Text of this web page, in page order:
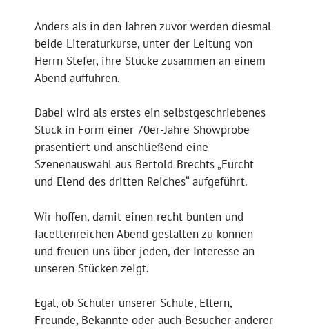
Anders als in den Jahren zuvor werden diesmal
beide Literaturkurse, unter der Leitung von
Herrn Stefer, ihre Stücke zusammen an einem
Abend aufführen.
Dabei wird als erstes ein selbstgeschriebenes
Stück in Form einer 70er-Jahre Showprobe
präsentiert und anschließend eine
Szenenauswahl aus Bertold Brechts „Furcht
und Elend des dritten Reiches“ aufgeführt.
Wir hoffen, damit einen recht bunten und
facettenreichen Abend gestalten zu können
und freuen uns über jeden, der Interesse an
unseren Stücken zeigt.
Egal, ob Schüler unserer Schule, Eltern,
Freunde, Bekannte oder auch Besucher anderer